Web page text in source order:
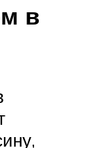
в